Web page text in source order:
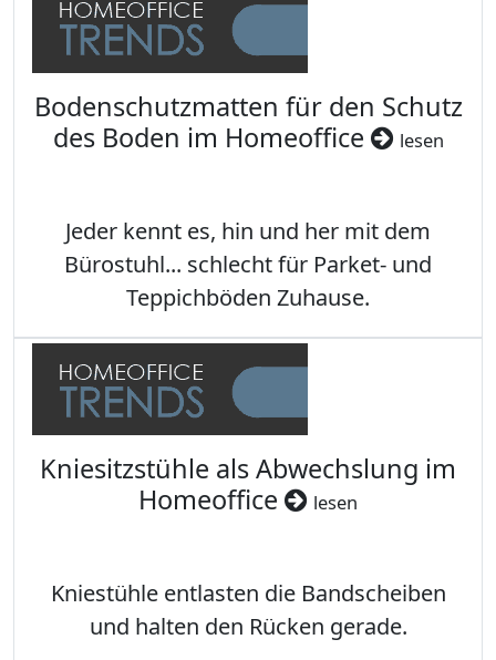
Bodenschutzmatten für den Schutz
des Boden im Homeoffice
lesen
Jeder kennt es, hin und her mit dem
Bürostuhl... schlecht für Parket- und
Teppichböden Zuhause.
Kniesitzstühle als Abwechslung im
Homeoffice
lesen
Kniestühle entlasten die Bandscheiben
und halten den Rücken gerade.